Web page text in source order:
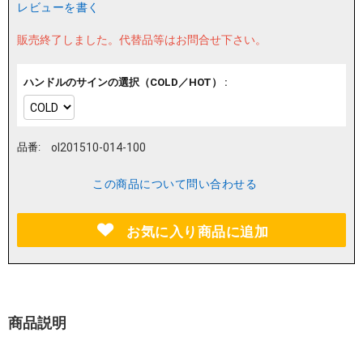
レビューを書く
販売終了しました。 代替品等はお問合せ下さい。
ハンドルのサインの選択（COLD／HOT） :
品番: ol201510-014-100
この商品について問い合わせる
お気に入り商品に追加
商品説明